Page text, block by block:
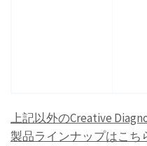
上記以外のCreative
製品ラインナップはこち